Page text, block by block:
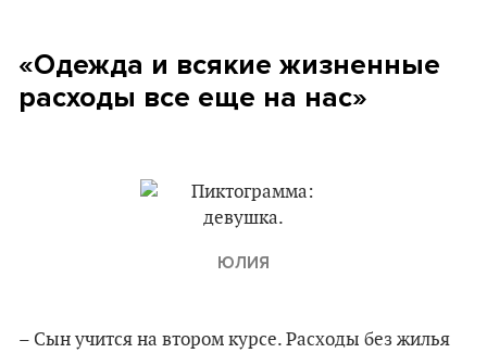
«Одежда и всякие жизненные
расходы все еще на нас»
ЮЛИЯ
– Сын учится на втором курсе. Расходы без жилья